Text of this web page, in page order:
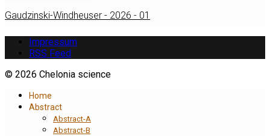
Gaudzinski-Windheuser - 2026 - 01
Impressum
RSS Feed
© 2026 Chelonia science
Home
Abstract
Abstract-A
Abstract-B